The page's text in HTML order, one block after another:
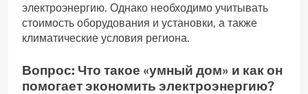
электроэнергию. Однако необходимо учитывать
стоимость оборудования и установки, а также
климатические условия региона.
Вопрос: Что такое «умный дом» и как он
помогает экономить электроэнергию?